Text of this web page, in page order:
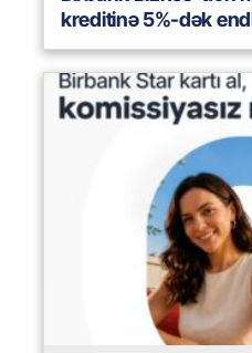
kreditinə 5%-dək